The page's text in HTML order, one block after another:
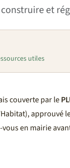
et
utiles
couverte par le
approuvé
en mairie